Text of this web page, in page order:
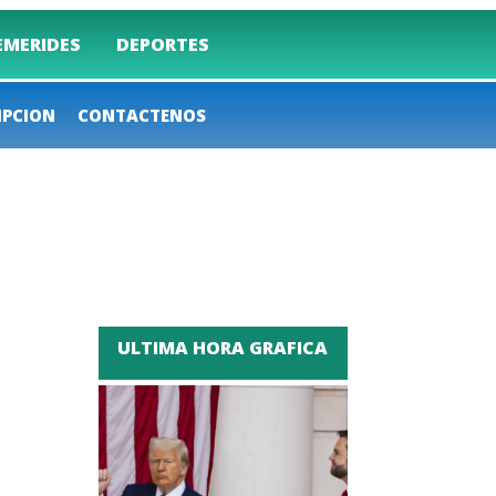
DEPORTES
CONTACTENOS
ULTIMA HORA GRAFICA